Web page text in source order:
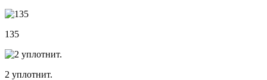
135
2 уплотнит.